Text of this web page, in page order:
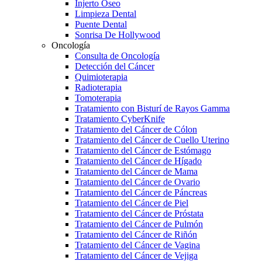
Injerto Óseo
Limpieza Dental
Puente Dental
Sonrisa De Hollywood
Oncología
Consulta de Oncología
Detección del Cáncer
Quimioterapia
Radioterapia
Tomoterapia
Tratamiento con Bisturí de Rayos Gamma
Tratamiento CyberKnife
Tratamiento del Cáncer de Cólon
Tratamiento del Cáncer de Cuello Uterino
Tratamiento del Cáncer de Estómago
Tratamiento del Cáncer de Hígado
Tratamiento del Cáncer de Mama
Tratamiento del Cáncer de Ovario
Tratamiento del Cáncer de Páncreas
Tratamiento del Cáncer de Piel
Tratamiento del Cáncer de Próstata
Tratamiento del Cáncer de Pulmón
Tratamiento del Cáncer de Riñón
Tratamiento del Cáncer de Vagina
Tratamiento del Cáncer de Vejiga